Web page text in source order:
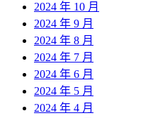
2024 年 10 月
2024 年 9 月
2024 年 8 月
2024 年 7 月
2024 年 6 月
2024 年 5 月
2024 年 4 月